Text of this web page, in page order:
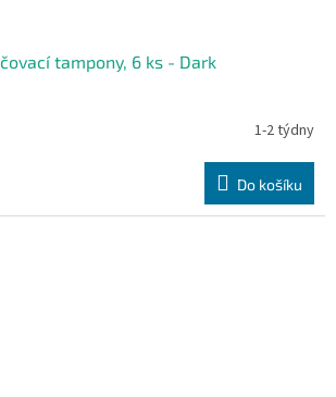
tampony, 6 ks - Dark
1-2 týdny
Do košíku